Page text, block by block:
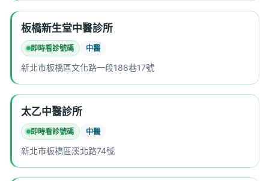
板橋新生堂中醫診所
即時看診號碼 中醫
新北市板橋區文化路一段188巷17號
太乙中醫診所
即時看診號碼 中醫
新北市板橋區溪北路74號